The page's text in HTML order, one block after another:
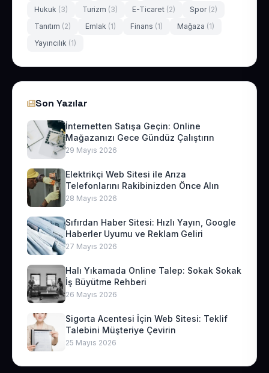
Hukuk (3) Turizm (3) E-Ticaret (2) Spor (2)
Tanıtım (2) Emlak (1) Finans (1) Mağaza (1)
Yayıncılık (1)
Son Yazılar
İnternetten Satışa Geçin: Online
Mağazanızı Gece Gündüz Çalıştırın
29 Mayıs 2026
Elektrikçi Web Sitesi ile Arıza
Telefonlarını Rakibinizden Önce Alın
28 Mayıs 2026
Sıfırdan Haber Sitesi: Hızlı Yayın, Google
Haberler Uyumu ve Reklam Geliri
27 Mayıs 2026
Halı Yıkamada Online Talep: Sokak Sokak
İş Büyütme Rehberi
26 Mayıs 2026
Sigorta Acentesi İçin Web Sitesi: Teklif
Talebini Müşteriye Çevirin
25 Mayıs 2026